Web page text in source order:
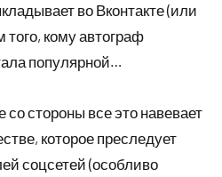
во Вконтакте (или
того, кому автограф
популярной…
со стороны все это навевает
которое преследует
соцсетей (особливо